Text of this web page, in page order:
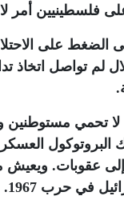
فلسطينيين أمر
على
لم تواصل اتخاذ
.
لا تحمي
البروتوكول
إلى عقوبات.